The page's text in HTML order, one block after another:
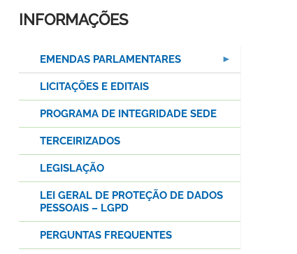
INFORMAÇÕES
EMENDAS PARLAMENTARES
LICITAÇÕES E EDITAIS
PROGRAMA DE INTEGRIDADE SEDE
TERCEIRIZADOS
LEGISLAÇÃO
LEI GERAL DE PROTEÇÃO DE DADOS
PESSOAIS – LGPD
PERGUNTAS FREQUENTES